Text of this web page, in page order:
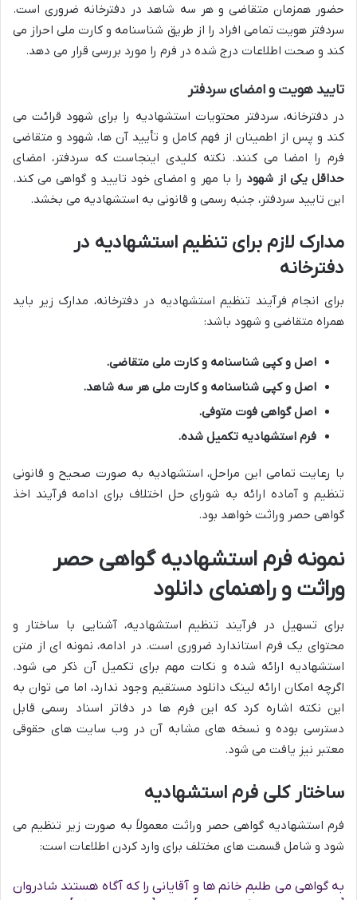
حضور همزمان متقاضی و هر سه شاهد در دفترخانه ضروری است.
سردفتر هویت تمامی افراد را از طریق شناسنامه و کارت ملی احراز می
کند و صحت اطلاعات درج شده در فرم را مورد بررسی قرار می دهد.
تایید هویت و امضای سردفتر
در دفترخانه، سردفتر محتویات استشهادیه را برای شهود قرائت می
کند و پس از اطمینان از فهم کامل و تأیید آن ها، شهود و متقاضی
فرم را امضا می کنند. نکته کلیدی اینجاست که سردفتر، امضای
حداقل یکی از شهود را با مهر و امضای خود تایید و گواهی می کند.
این تایید سردفتر، جنبه رسمی و قانونی به استشهادیه می بخشد.
مدارک لازم برای تنظیم استشهادیه در
دفترخانه
برای انجام فرآیند تنظیم استشهادیه در دفترخانه، مدارک زیر باید
همراه متقاضی و شهود باشد:
اصل و کپی شناسنامه و کارت ملی متقاضی.
اصل و کپی شناسنامه و کارت ملی هر سه شاهد.
اصل گواهی فوت متوفی.
فرم استشهادیه تکمیل شده.
با رعایت تمامی این مراحل، استشهادیه به صورت صحیح و قانونی
تنظیم و آماده ارائه به شورای حل اختلاف برای ادامه فرآیند اخذ
گواهی حصر وراثت خواهد بود.
نمونه فرم استشهادیه گواهی حصر
وراثت و راهنمای دانلود
برای تسهیل در فرآیند تنظیم استشهادیه، آشنایی با ساختار و
محتوای یک فرم استاندارد ضروری است. در ادامه، نمونه ای از متن
استشهادیه ارائه شده و نکات مهم برای تکمیل آن ذکر می شود.
اگرچه امکان ارائه لینک دانلود مستقیم وجود ندارد، اما می توان به
این نکته اشاره کرد که این فرم ها در دفاتر اسناد رسمی قابل
دسترسی بوده و نسخه های مشابه آن در وب سایت های حقوقی
معتبر نیز یافت می شود.
ساختار کلی فرم استشهادیه
فرم استشهادیه گواهی حصر وراثت معمولاً به صورت زیر تنظیم می
شود و شامل قسمت های مختلف برای وارد کردن اطلاعات است:
به گواهی می طلبم خانم ها و آقایانی را که آگاه هستند شادروان